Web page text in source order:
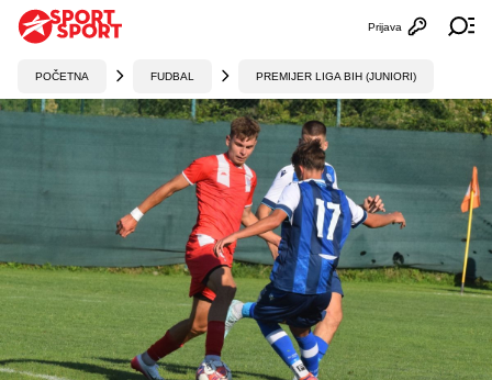
Otvori
Prijava
POČETNA FUDBAL PREMIJER LIGA BIH (JUNIORI)